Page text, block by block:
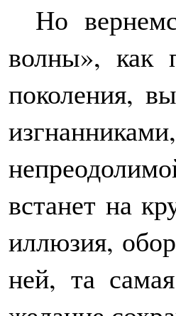
Но
волны», как
поколения,
встанет на
иллюзия,
ней, та